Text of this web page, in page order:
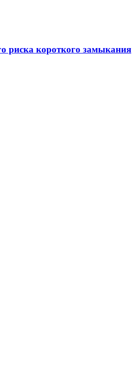
риска короткого замыкания